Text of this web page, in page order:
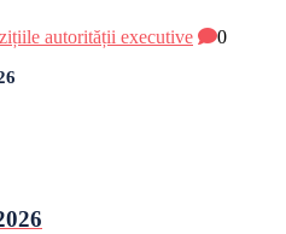
autorității executive 0